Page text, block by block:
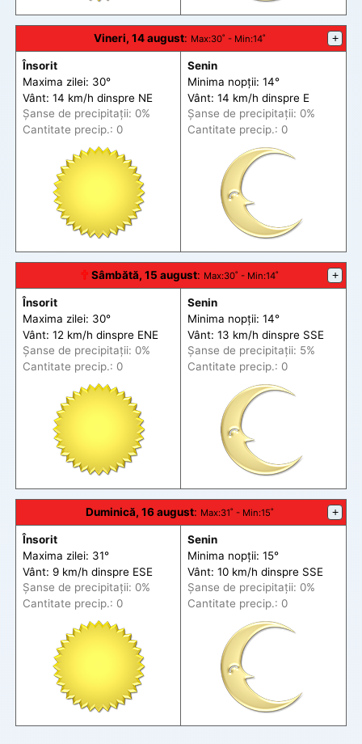
Vineri, 14 august: Max:30˚ - Min:14˚ +
Însorit
Maxima zilei: 30°
Vânt: 14 km/h dinspre NE
Șanse de precipitații: 0%
Cantitate precip.: 0
Senin
Minima nopții: 14°
Vânt: 14 km/h dinspre E
Șanse de precipitații: 0%
Cantitate precip.: 0
🕆 Sâmbătă, 15 august: Max:30˚ - Min:14˚ +
Însorit
Maxima zilei: 30°
Vânt: 12 km/h dinspre ENE
Șanse de precipitații: 0%
Cantitate precip.: 0
Senin
Minima nopții: 14°
Vânt: 13 km/h dinspre SSE
Șanse de precipitații: 5%
Cantitate precip.: 0
Duminică, 16 august: Max:31˚ - Min:15˚ +
Însorit
Maxima zilei: 31°
Vânt: 9 km/h dinspre ESE
Șanse de precipitații: 0%
Cantitate precip.: 0
Senin
Minima nopții: 15°
Vânt: 10 km/h dinspre SSE
Șanse de precipitații: 0%
Cantitate precip.: 0